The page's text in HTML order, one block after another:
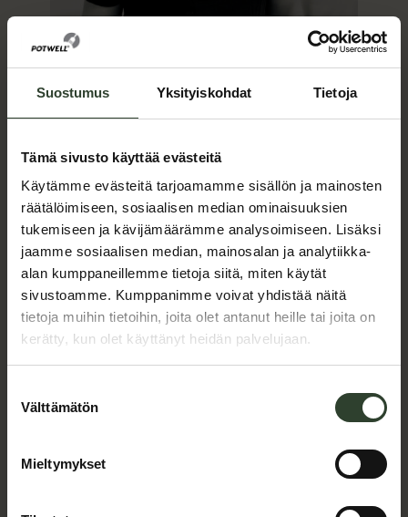
Suostumus Yksityiskohdat Tietoja
Tämä sivusto käyttää evästeitä
Käytämme evästeitä tarjoamamme sisällön ja mainosten
räätälöimiseen, sosiaalisen median ominaisuuksien
tukemiseen ja kävijämäärämme analysoimiseen. Lisäksi
jaamme sosiaalisen median, mainosalan ja analytiikka-
alan kumppaneillemme tietoja siitä, miten käytät
sivustoamme. Kumppanimme voivat yhdistää näitä
tietoja muihin tietoihin, joita olet antanut heille tai joita on
kerätty, kun olet käyttänyt heidän palvelujaan.
valinta
Välttämätön
Mieltymykset
Jyri Niemi aloitti
asiakaspalvelupäällikkö
nä
Potwellissa aloitti 10.2.2025 asiakaspalvelupäällikkönä
Jyri Niemi, 35 vuotta. Jyri on koulutukseltaan
tietojenkäsittelytieteiden tradenomi sekä
kauppatieteiden kandidaatti. Jyri on toiminut urallaan
vuosia menestyksekkäästi huippu-urheilun parissa, ensin
pelaajana ja viimeiset kolme vuotta Rauman Lukossa
tietoliikennejärjestelmien ylläpito ja kehitys,
Lue lisää
:
aloitti